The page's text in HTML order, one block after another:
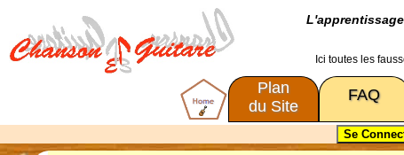
Ici toutes les
Plan
du Site
FAQ